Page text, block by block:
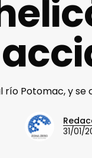
Potomac, y se
31/01/